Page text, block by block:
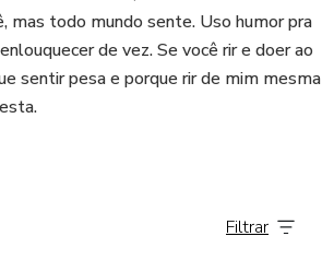
mas todo mundo sente. Uso humor pra
de vez. Se você rir e doer ao
sentir pesa e porque rir de mim mesma
Filtrar